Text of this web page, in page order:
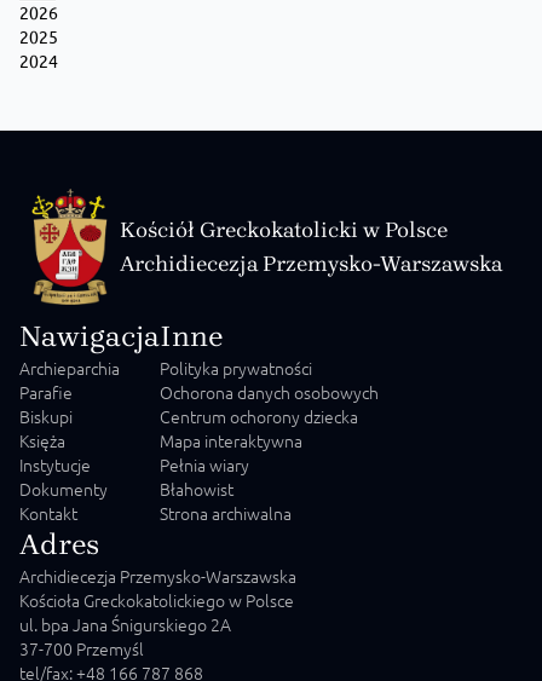
2026
2025
2024
Kościół Greckokatolicki w Polsce
Archidiecezja Przemysko-Warszawska
Nawigacja
Archieparchia
Parafie
Biskupi
Księża
Instytucje
Dokumenty
Kontakt
Inne
Polityka prywatności
Ochorona danych osobowych
Centrum ochorony dziecka
Mapa interaktywna
Pełnia wiary
Błahowist
Strona archiwalna
Adres
Archidiecezja Przemysko-Warszawska
Kościoła Greckokatolickiego w Polsce
ul. bpa Jana Śnigurskiego 2A
37-700 Przemyśl
tel/fax: +48 166 787 868